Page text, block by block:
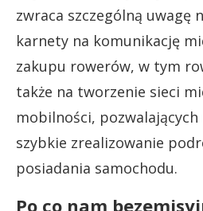
zwraca szczególną uwagę
karnety na komunikację
zakupu rowerów, w tym
także na tworzenie sieci
mobilności, pozwalających
szybkie zrealizowanie
posiadania samochodu.
Po co nam